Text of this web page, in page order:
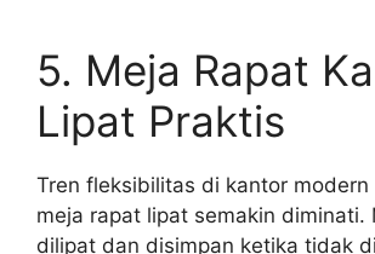
5. Meja Rapat
Lipat Praktis
Tren fleksibilitas di kantor
meja rapat lipat semakin diminati.
dilipat dan disimpan ketika tidak